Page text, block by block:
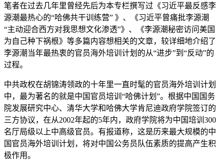
笔者在过去几年里曾经先后为本专栏撰写过《习近平最反感李
源潮最热心的“哈佛共干训练营” 》、《习近平曾痛批李源潮
“主动迎合西方对我思想文化渗透”》、《李源潮秘密访问美国
为自己种下祸根》等多篇内容想相关的文章，较详细地介绍了
李源潮当年最热衷的官员海外培训计划的从“进步”到“反动”的
过程。
中共政权在胡锦涛领政的十年里一直时髦的官员海外培训计划
中，最为著名的就是中国官员培训“哈佛计划”。根据中国国务
院发展研究中心、清华大学和哈佛大学肯尼迪政府学院签订的
三方协议，在从2002年起的5年内，政府学院将为中国培训300
名厅局级以上中高级官员。有报道称，这是历来最大规模的中
国官员海外培训计划，将对中国公务员队伍素质的提高产生积
极作用。